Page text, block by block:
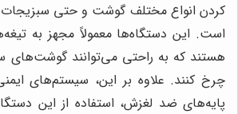
کردن انواع مختلف گوشت و حتی
است. این دستگاه‌ها معمولاً مجهز به
هستند که به راحتی می‌توانند گوشت‌های
چرخ کنند. علاوه بر این، سیستم‌های
پایه‌های ضد لغزش، استفاده از این